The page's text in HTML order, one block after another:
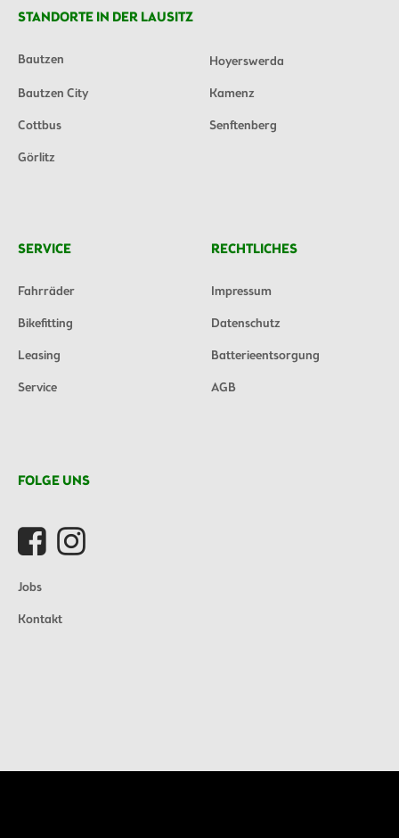
STANDORTE IN DER LAUSITZ
Bautzen
Hoyerswerda
Bautzen City
Kamenz
Cottbus
Senftenberg
Görlitz
SERVICE
Fahrräder
Bikefitting
Leasing
Service
RECHTLICHES
Impressum
Datenschutz
Batterieentsorgung
AGB
FOLGE UNS
Jobs
Kontakt